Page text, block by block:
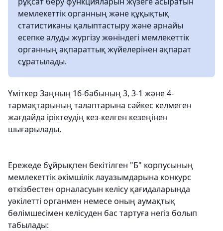
мемлекеттік органның және құқықтық
статистиканы қалыптастыру және арнайы
есепке алуды жүргізу жөніндегі мемлекеттік
органның ақпараттық жүйелерінен ақпарат
сұратылады.
Үміткер Заңның 16-бабының 3, 3-1 және 4-
тармақтарының талаптарына сәйкес келмеген
жағдайда іріктеудің кез-келген кезеңінен
шығарылады.
Ережеде бұйрықпен бекітілген "Б" корпусының
мемлекеттік әкімшілік лауазымдарына конкурс
өткізбестен орналасуын келісу қағидаларында
уәкілетті органмен немесе оның аумақтық
бөлімшесімен келісуден бас тартуға негіз болып
табылады: